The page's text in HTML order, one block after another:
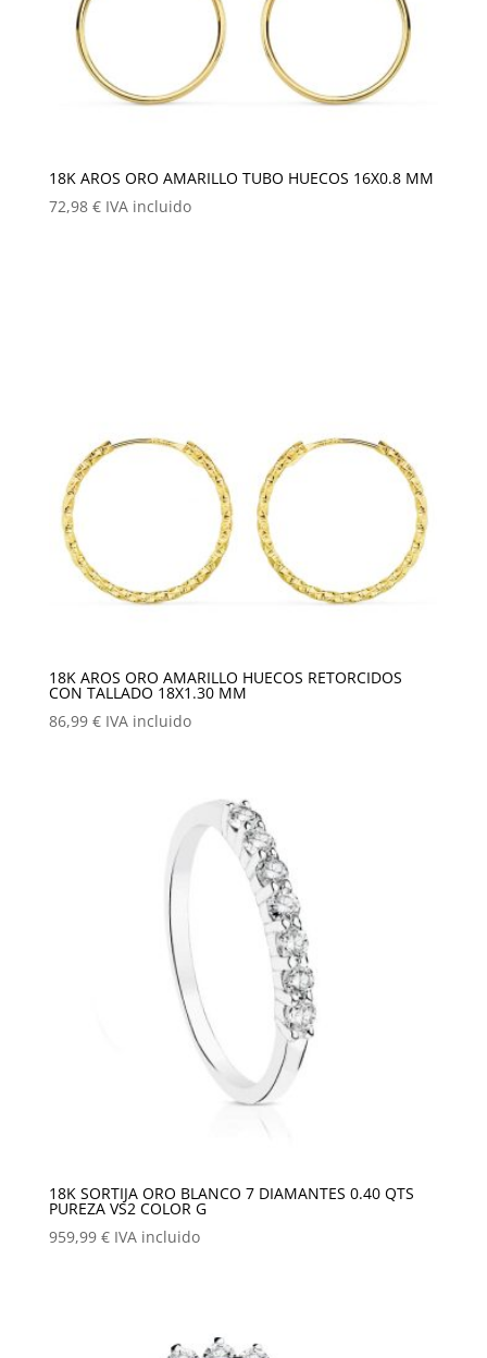
18K AROS ORO AMARILLO TUBO HUECOS 16X0.8 MM
72,98 € IVA incluido
18K AROS ORO AMARILLO HUECOS RETORCIDOS
CON TALLADO 18X1.30 MM
86,99 € IVA incluido
18K SORTIJA ORO BLANCO 7 DIAMANTES 0.40 QTS
PUREZA VS2 COLOR G
959,99 € IVA incluido